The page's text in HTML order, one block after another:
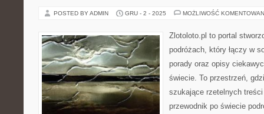
POSTED BY ADMIN GRU - 2 - 2025 MOŻLIWOŚĆ
Zlotoloto.pl to portal
podróżach, który łączy w
porady oraz opisy
świecie. To przestrzeń,
szukające rzetelnych
przewodnik po świecie